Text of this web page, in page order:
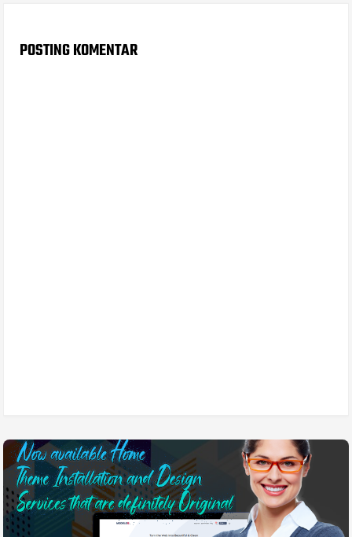
POSTING KOMENTAR